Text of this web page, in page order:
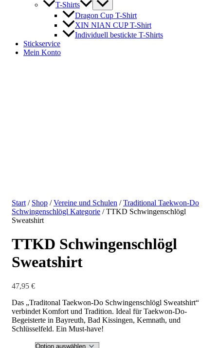
T-Shirts
Dragon Cup T-Shirt
XIN NIAN CUP T-Shirt
Individuell bestickte T-Shirts
Stickservice
Mein Konto
Start / Shop /Vereine und Schulen /Traditional Taekwon-Do
Schwingenschlögl Kategorie / TTKD Schwingenschlögl
Sweatshirt
TTKD Schwingenschlögl
Sweatshirt
47,95 €
Das „Traditonal Taekwon-Do Schwingenschlögl Sweatshirt“
verbindet Komfort und Tradition. Ideal für Taekwon-Do-
Begeisterte in Bayreuth, Bad Kissingen, Kemnath, und
Schlüsselfeld. Ein Must-have!